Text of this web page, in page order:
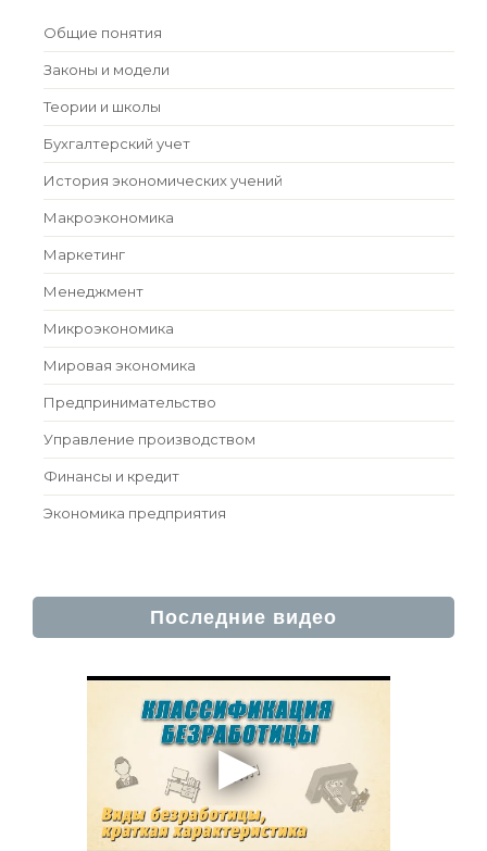
Общие понятия
Законы и модели
Теории и школы
Бухгалтерский учет
История экономических учений
Макроэкономика
Маркетинг
Менеджмент
Микроэкономика
Мировая экономика
Предпринимательство
Управление производством
Финансы и кредит
Экономика предприятия
Последние видео